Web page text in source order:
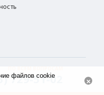
729-51-02
файлов cookie
×